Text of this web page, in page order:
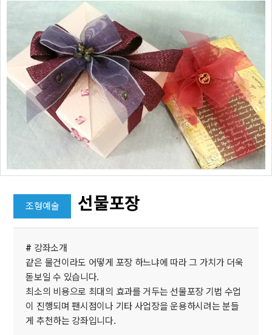
조형예술 선물포장
# 강좌소개
같은 물건이라도 어떻게 포장 하느냐에 따라 그 가치가 더욱
돋보일 수 있습니다.
최소의 비용으로 최대의 효과를 거두는 선물포장 기법 수업
이 진행되며 팬시점이나 기타 사업장을 운용하시려는 분들
게 추천하는 강좌입니다.